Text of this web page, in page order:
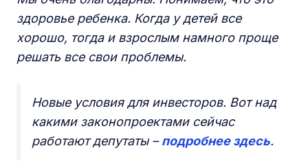
здоровье ребенка. Когда у детей все
хорошо, тогда и взрослым намного проще
решать все свои проблемы.
Новые условия для инвесторов. Вот над
какими законопроектами сейчас
работают депутаты –подробнее здесь.